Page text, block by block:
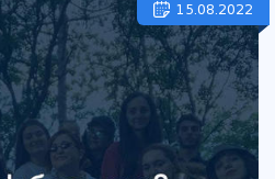
15.08.2022